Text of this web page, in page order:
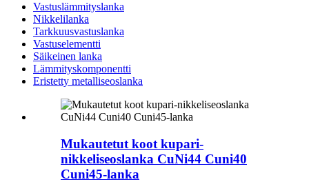
Vastuslämmityslanka
Nikkelilanka
Tarkkuusvastuslanka
Vastuselementti
Säikeinen lanka
Lämmityskomponentti
Eristetty metalliseoslanka
Mukautetut koot kupari-
nikkeliseoslanka CuNi44 Cuni40
Cuni45-lanka